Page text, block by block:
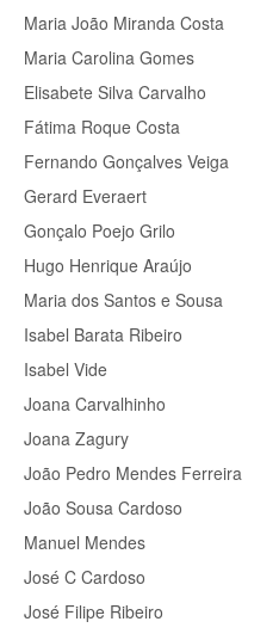
Maria João Miranda Costa
Maria Carolina Gomes
Elisabete Silva Carvalho
Fátima Roque Costa
Fernando Gonçalves Veiga
Gerard Everaert
Gonçalo Poejo Grilo
Hugo Henrique Araújo
Maria dos Santos e Sousa
Isabel Barata Ribeiro
Isabel Vide
Joana Carvalhinho
Joana Zagury
João Pedro Mendes Ferreira
João Sousa Cardoso
Manuel Mendes
José C Cardoso
José Filipe Ribeiro